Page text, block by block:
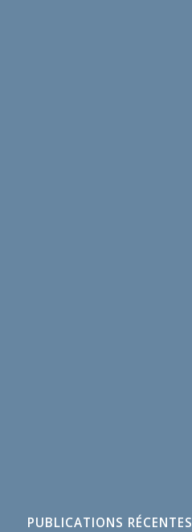
PUBLICATIONS RÉCENTES